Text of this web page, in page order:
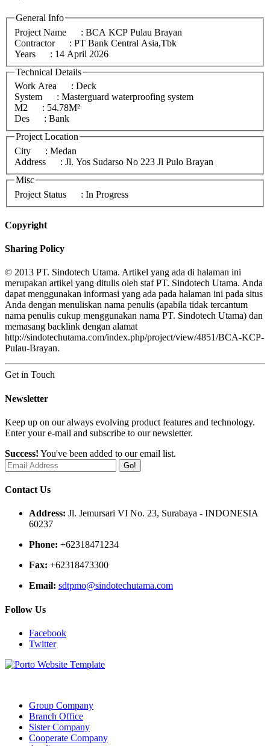
General Info
Project Name
: BCA KCP Pulau Brayan
Contractor
: PT Bank Central Asia,Tbk
Years
: 14 April 2026
Technical Details
Work Area
: Deck
System
: Masterguard waterproofing system
M2
: 54.78M²
Des
: Bank
Project Location
City
: Medan
Address
: Jl. Yos Sudarso No 223 Jl Pulo Brayan
Misc
Project Status
: In Progress
Copyright
Sharing Policy
© 2013 PT. Sindotech Utama. Artikel yang ada di halaman ini
merupakan artikel yang ditulis oleh staf PT. Sindotech Utama. Anda
dapat menggunakan informasi yang ada pada halaman ini pada situs
Anda dengan menuliskan nama penulis (apabila tidak tercantum
nama penulis cukup menggunakan nama PT. Sindotech Utama) dan
memasang backlink dengan alamat
http://sindotechutama.com/index.php/project/view/4851/BCA-KCP-
Pulau-Brayan.
Get in Touch
Newsletter
Keep up on our always evolving product features and technology.
Enter your e-mail and subscribe to our newsletter.
Success! You've been added to our email list.
Go!
Contact Us
Address: Jl. Jemursari VI No. 23, Surabaya - INDONESIA
60237
Phone: +62318471234
Fax: +62318473300
Email: sdtpmo@sindotechutama.com
Follow Us
Facebook
Twitter
Group Company
Branch Office
Sister Company
Cooperate Company